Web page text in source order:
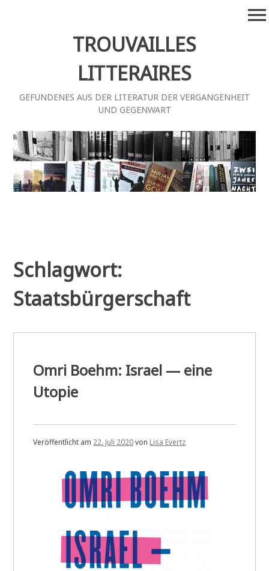
TROUVAILLES
LITTERAIRES
GEFUNDENES AUS DER LITERATUR DER VERGANGENHEIT
UND GEGENWART
menu
Schlagwort:
Staatsbürgerschaft
Omri Boehm: Israel — eine
Utopie
Veröffentlicht am 22. Juli 2020von Lisa Evertz